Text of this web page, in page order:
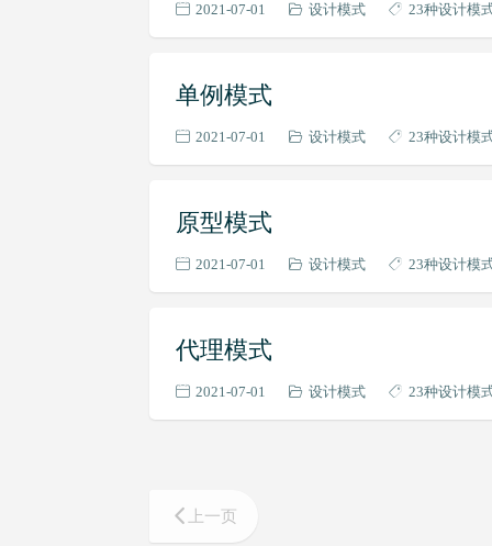
2021-07-01 设计模式 23种设计模
单例模式
2021-07-01 设计模式 23种设计模
原型模式
2021-07-01 设计模式 23种设计模
代理模式
2021-07-01 设计模式 23种设计模
上一页